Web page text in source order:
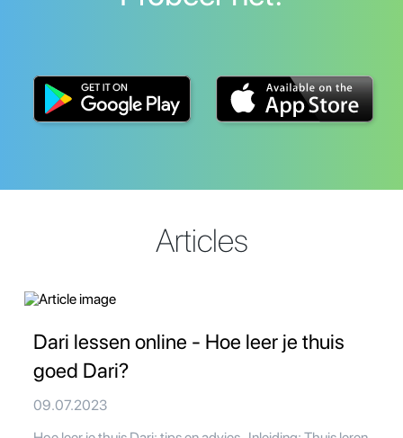
Articles
Dari lessen online - Hoe leer je thuis
goed Dari?
09.07.2023